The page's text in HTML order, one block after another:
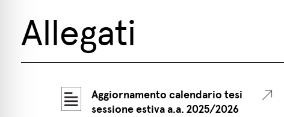
Allegati
Aggiornamento calendario tesi
sessione estiva a.a. 2025/2026